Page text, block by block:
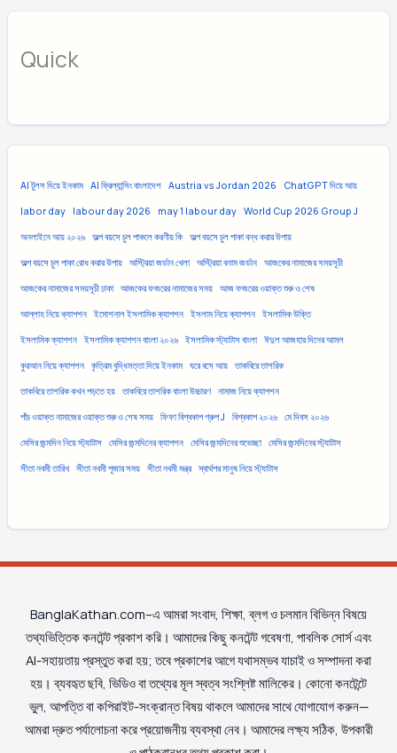
Quick
AI টুলস দিয়ে ইনকাম AI ফ্রিল্যান্সিং বাংলাদেশ Austria vs Jordan 2026 ChatGPT দিয়ে আয়
labor day labour day 2026 may 1 labour day World Cup 2026 Group J
অনলাইনে আয় ২০২৬ অল্প বয়সে চুল পাকলে করণীয় কি অল্প বয়সে চুল পাকা বন্ধ করার উপায়
অল্প বয়সে চুল পাকা রোধ করার উপায় অস্ট্রিয়া জর্ডান খেলা অস্ট্রিয়া বনাম জর্ডান আজকের নামাজের সময়সূচী
আজকের নামাজের সময়সূচী ঢাকা আজকের ফজরের নামাজের সময় আজ ফজরের ওয়াক্ত শুরু ও শেষ
আল্লাহ নিয়ে ক্যাপশন ইমোশনাল ইসলামিক ক্যাপশন ইসলাম নিয়ে ক্যাপশন ইসলামিক উক্তি
ইসলামিক ক্যাপশন ইসলামিক ক্যাপশন বাংলা ২০২৬ ইসলামিক স্ট্যাটাস বাংলা ঈদুল আজহার দিনের আমল
কুরআন নিয়ে ক্যাপশন কৃত্রিম বুদ্ধিমত্তা দিয়ে ইনকাম ঘরে বসে আয় তাকবিরে তাশরিক
তাকবিরে তাশরিক কখন পড়তে হয় তাকবিরে তাশরিক বাংলা উচ্চারণ নামাজ নিয়ে ক্যাপশন
পাঁচ ওয়াক্ত নামাজের ওয়াক্ত শুরু ও শেষ সময় ফিফা বিশ্বকাপ গ্রুপ J বিশ্বকাপ ২০২৬ মে দিবস ২০২৬
মেসির জন্মদিন নিয়ে স্ট্যাটাস মেসির জন্মদিনের ক্যাপশন মেসির জন্মদিনের শুভেচ্ছা মেসির জন্মদিনের স্ট্যাটাস
সীতা নবমী তারিখ সীতা নবমী পূজার সময় সীতা নবমী মন্ত্র স্বার্থপর মানুষ নিয়ে স্ট্যাটাস
BanglaKathan.com–এ আমরা সংবাদ, শিক্ষা, ব্লগ ও চলমান বিভিন্ন বিষয়ে
তথ্যভিত্তিক কনটেন্ট প্রকাশ করি। আমাদের কিছু কনটেন্ট গবেষণা, পাবলিক সোর্স এবং
AI-সহায়তায় প্রস্তুত করা হয়; তবে প্রকাশের আগে যথাসম্ভব যাচাই ও সম্পাদনা করা
হয়। ব্যবহৃত ছবি, ভিডিও বা তথ্যের মূল স্বত্ব সংশ্লিষ্ট মালিকের। কোনো কনটেন্টে
ভুল, আপত্তি বা কপিরাইট-সংক্রান্ত বিষয় থাকলে আমাদের সাথে যোগাযোগ করুন—
আমরা দ্রুত পর্যালোচনা করে প্রয়োজনীয় ব্যবস্থা নেব। আমাদের লক্ষ্য সঠিক, উপকারী